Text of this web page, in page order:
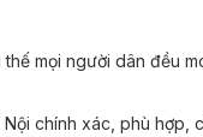
mọi người dân đều
chính xác, phù hợp,